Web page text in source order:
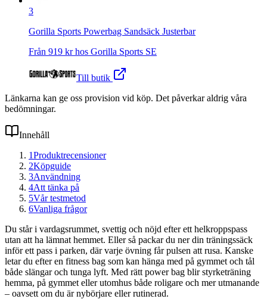
3
Gorilla Sports Powerbag Sandsäck Justerbar
Från 919 kr hos Gorilla Sports SE
Till butik
Länkarna kan ge oss provision vid köp. Det påverkar aldrig våra
bedömningar.
Innehåll
1Produktrecensioner
2Köpguide
3Användning
4Att tänka på
5Vår testmetod
6Vanliga frågor
Du står i vardagsrummet, svettig och nöjd efter ett helkroppspass
utan att ha lämnat hemmet. Eller så packar du ner din träningssäck
inför ett pass i parken, där varje övning får pulsen att rusa. Kanske
letar du efter en fitness bag som kan hänga med på gymmet och tål
både slängar och tunga lyft. Med rätt power bag blir styrketräning
hemma, på gymmet eller utomhus både roligare och mer utmanande
– oavsett om du är nybörjare eller rutinerad.